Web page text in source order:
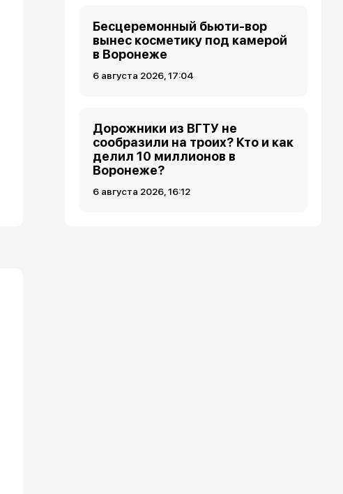
Бесцеремонный бьюти-вор
вынес косметику под камерой
в Воронеже
6 августа 2026, 17:04
Дорожники из ВГТУ не
сообразили на троих? Кто и как
делил 10 миллионов в
Воронеже?
6 августа 2026, 16:12